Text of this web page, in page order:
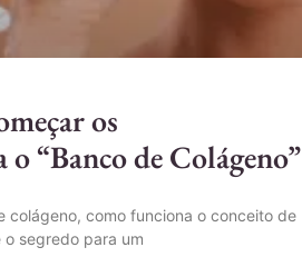
os
“Banco de Colágeno”
colágeno, como funciona o conceito de
o segredo para um